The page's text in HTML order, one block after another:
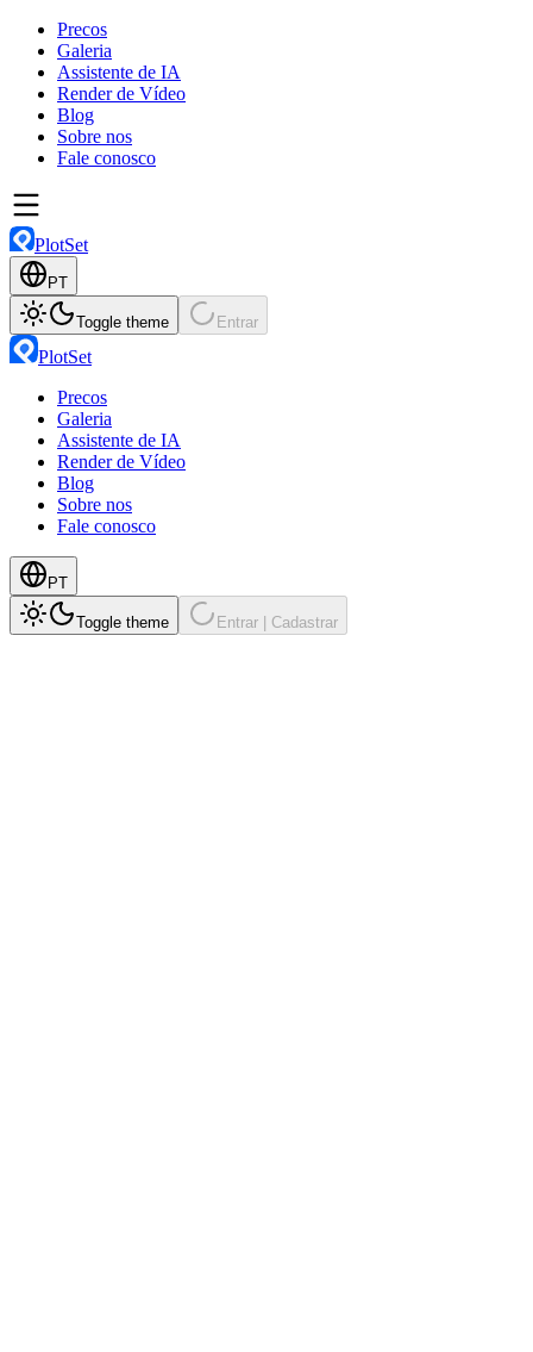
Precos
Galeria
Assistente de IA
Render de Vídeo
Blog
Sobre nos
Fale conosco
PlotSet
PT
Toggle theme Entrar
PlotSet
Precos
Galeria
Assistente de IA
Render de Vídeo
Blog
Sobre nos
Fale conosco
PT
Toggle theme Entrar | Cadastrar